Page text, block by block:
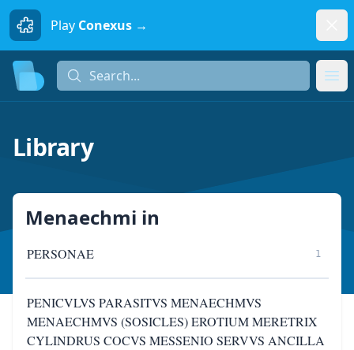
Play Conexus →
Search...
Library
Menaechmi in
PERSONAE 1
PENICVLVS PARASITVS MENAECHMVS
MENAECHMVS (SOSICLES) EROTIUM MERETRIX
CYLINDRUS COCVS MESSENIO SERVVS ANCILLA